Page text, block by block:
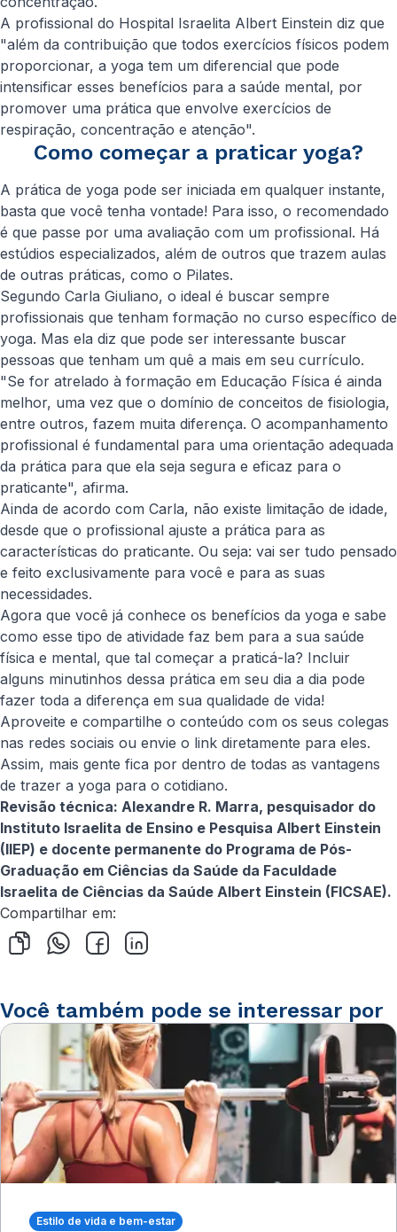
A profissional do Hospital Israelita Albert Einstein diz que
"além da contribuição que todos exercícios físicos podem
proporcionar, a yoga tem um diferencial que pode
intensificar esses benefícios para a saúde mental, por
promover uma prática que envolve exercícios de
respiração, concentração e atenção".
Como começar a praticar yoga?
A prática de yoga pode ser iniciada em qualquer instante,
basta que você tenha vontade! Para isso, o recomendado
é que passe por uma avaliação com um profissional. Há
estúdios especializados, além de outros que trazem aulas
de outras práticas, como o Pilates.
Segundo Carla Giuliano, o ideal é buscar sempre
profissionais que tenham formação no curso específico de
yoga. Mas ela diz que pode ser interessante buscar
pessoas que tenham um quê a mais em seu currículo.
"Se for atrelado à formação em Educação Física é ainda
melhor, uma vez que o domínio de conceitos de fisiologia,
entre outros, fazem muita diferença. O acompanhamento
profissional é fundamental para uma orientação adequada
da prática para que ela seja segura e eficaz para o
praticante", afirma.
Ainda de acordo com Carla, não existe limitação de idade,
desde que o profissional ajuste a prática para as
características do praticante. Ou seja: vai ser tudo pensado
e feito exclusivamente para você e para as suas
necessidades.
Agora que você já conhece os benefícios da yoga e sabe
como esse tipo de atividade faz bem para a sua saúde
física e mental, que tal começar a praticá-la? Incluir
alguns minutinhos dessa prática em seu dia a dia pode
fazer toda a diferença em sua qualidade de vida!
Aproveite e compartilhe o conteúdo com os seus colegas
nas redes sociais ou envie o link diretamente para eles.
Assim, mais gente fica por dentro de todas as vantagens
de trazer a yoga para o cotidiano.
Revisão técnica: Alexandre R. Marra, pesquisador do
Instituto Israelita de Ensino e Pesquisa Albert Einstein
(IIEP) e docente permanente do Programa de Pós-
Graduação em Ciências da Saúde da Faculdade
Israelita de Ciências da Saúde Albert Einstein (FICSAE).
Compartilhar em:
Você também pode se interessar por
Estilo de vida e bem-estar